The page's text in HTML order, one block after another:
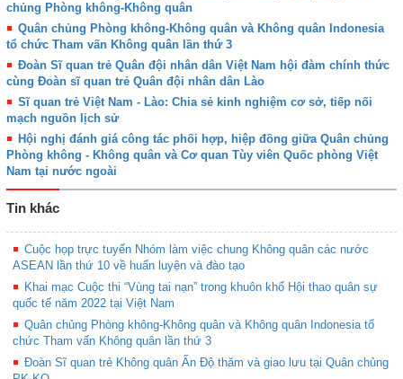
chủng Phòng không-Không quân
Quân chủng Phòng không-Không quân và Không quân Indonesia
tổ chức Tham vấn Không quân lần thứ 3
Đoàn Sĩ quan trẻ Quân đội nhân dân Việt Nam hội đàm chính thức
cùng Đoàn sĩ quan trẻ Quân đội nhân dân Lào
Sĩ quan trẻ Việt Nam - Lào: Chia sẻ kinh nghiệm cơ sở, tiếp nối
mạch nguồn lịch sử
Hội nghị đánh giá công tác phối hợp, hiệp đồng giữa Quân chủng
Phòng không - Không quân và Cơ quan Tùy viên Quốc phòng Việt
Nam tại nước ngoài
Tin khác
Cuộc họp trực tuyến Nhóm làm việc chung Không quân các nước
ASEAN lần thứ 10 về huấn luyện và đào tạo
Khai mạc Cuộc thi “Vùng tai nạn” trong khuôn khổ Hội thao quân sự
quốc tế năm 2022 tại Việt Nam
Quân chủng Phòng không-Không quân và Không quân Indonesia tổ
chức Tham vấn Không quân lần thứ 3
Đoàn Sĩ quan trẻ Không quân Ấn Độ thăm và giao lưu tại Quân chủng